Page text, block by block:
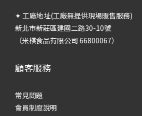
✦ 工廠地址(工廠無提供現場販售服務)
新北市新莊區建國二路30-10號
（米棋食品有限公司 66800067）
顧客服務
常見問題
會員制度說明